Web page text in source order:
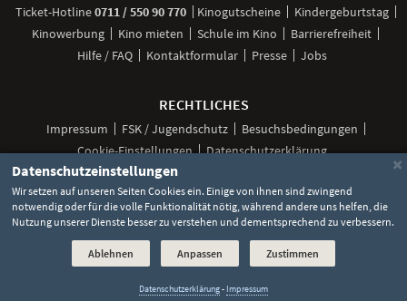
Ticket-Hotline0711 / 550 90 770anrufen
Kinogutscheine
Kindergeburtstag
Kinowerbung
Kino mieten Schule im Kino
Barrierefreiheit
Hilfe / FAQ
Kontaktformular Presse Jobs
RECHTLICHES
Impressum FSK / Jugendschutz
Besuchsbedingungen
Cookie-Einstellungen
Datenschutzerklärung
Social
Unsere
bei
Facebook
Unsere
bei
Instagram
Unsere
TikTok
Unser
bei
YouTube
Unser
bei
WhatsApp
©2026 Lochmann Filmtheaterbetriebe
×
Datenschutzeinstellungen
Wir setzen auf unseren Seiten Cookies ein. Einige von ihnen sind zwingend
notwendig oder für die volle Funktionalität nötig, während andere uns helfen, die
Nutzung unserer Dienste besser zu verstehen und dementsprechend zu verbessern.
Ablehnen Anpassen Zustimmen
Datenschutzerklärung- Impressum